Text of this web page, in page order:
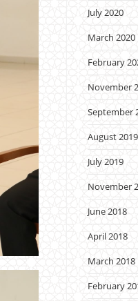
July 2020
March 2020
February
November
September
August 2019
July 2019
November
June 2018
April 2018
March 2018
February